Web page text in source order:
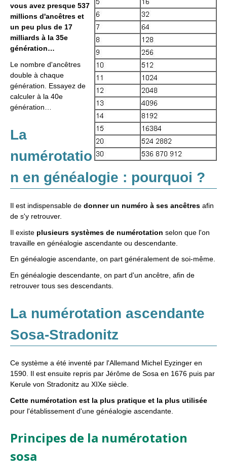
vous avez presque 537
millions d'ancêtres et
un peu plus de 17
milliards à la 35e
génération…
Le nombre d'ancêtres
double à chaque
génération. Essayez de
calculer à la 40e
génération…
La
numérotatio
n en généalogie : pourquoi ?
Il est indispensable de donner un numéro à ses ancêtres afin
de s'y retrouver.
Il existe plusieurs systèmes de numérotation selon que l'on
travaille en généalogie ascendante ou descendante.
En généalogie ascendante, on part généralement de soi-même.
En généalogie descendante, on part d'un ancêtre, afin de
retrouver tous ses descendants.
La numérotation ascendante
Sosa-Stradonitz
Ce système a été inventé par l'Allemand Michel Eyzinger en
1590. Il est ensuite repris par Jérôme de Sosa en 1676 puis par
Kerule von Stradonitz au XIXe siècle.
Cette numérotation est la plus pratique et la plus utilisée
pour l'établissement d'une généalogie ascendante.
Principes de la numérotation
sosa